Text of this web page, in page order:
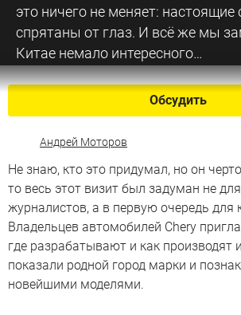
это ничего не меняет: настоящие
спрятаны от глаз. И всё же мы
Китае немало интересного…
Обсудить
Андрей Моторов
Не знаю, кто это придумал, но он
то весь этот визит был задуман не
журналистов, а в первую очередь для
Владельцев автомобилей Chery
где разрабатывают и как
показали родной город марки и
новейшими моделями.